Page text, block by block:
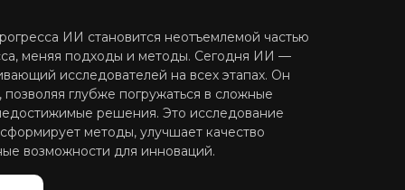
ИИ становится неотъемлемой частью
меняя подходы и методы. Сегодня ИИ —
исследователей на всех этапах. Он
глубже погружаться в сложные
решения. Это исследование
методы, улучшает качество
возможности для инноваций.